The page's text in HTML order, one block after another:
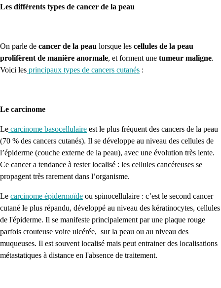
Les différents types de cancer de la peau
On parle de cancer de la peau lorsque les cellules de la peau
prolifèrent de manière anormale, et forment une tumeur maligne.
Voici les principaux types de cancers cutanés :
Le carcinome
Le carcinome basocellulaire est le plus fréquent des cancers de la peau
(70 % des cancers cutanés). Il se développe au niveau des cellules de
l’épiderme (couche externe de la peau), avec une évolution très lente.
Ce cancer a tendance à rester localisé : les cellules cancéreuses se
propagent très rarement dans l’organisme.
Le carcinome épidermoïde ou spinocellulaire : c’est le second cancer
cutané le plus répandu, développé au niveau des kératinocytes, cellules
de l'épiderme. Il se manifeste principalement par une plaque rouge
parfois crouteuse voire ulcérée, sur la peau ou au niveau des
muqueuses. Il est souvent localisé mais peut entrainer des localisations
métastatiques à distance en l'absence de traitement.